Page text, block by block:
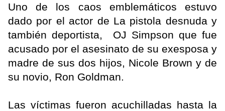
Uno de los caos emblemáticos estuvo
dado por el actor de La pistola desnuda y
también deportista, OJ Simpson que fue
acusado por el asesinato de su exesposa y
madre de sus dos hijos, Nicole Brown y de
su novio, Ron Goldman.
Las víctimas fueron acuchilladas hasta la